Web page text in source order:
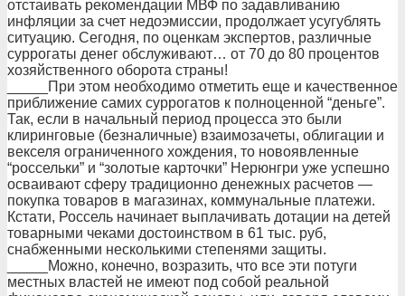
отстаивать рекомендации МВФ по задавливанию
инфляции за счет недоэмиссии, продолжает усугублять
ситуацию. Сегодня, по оценкам экспертов, различные
суррогаты денег обслуживают… от 70 до 80 процентов
хозяйственного оборота страны!
_____При этом необходимо отметить еще и качественное
приближение самих суррогатов к полноценной “деньге”.
Так, если в начальный период процесса это были
клиринговые (безналичные) взаимозачеты, облигации и
векселя ограниченного хождения, то новоявленные
“россельки” и “золотые карточки” Нерюнгри уже успешно
осваивают сферу традиционно денежных расчетов —
покупка товаров в магазинах, коммунальные платежи.
Кстати, Россель начинает выплачивать дотации на детей
товарными чеками достоинством в 61 тыс. руб,
снабженными несколькими степенями защиты.
_____Можно, конечно, возразить, что все эти потуги
местных властей не имеют под собой реальной